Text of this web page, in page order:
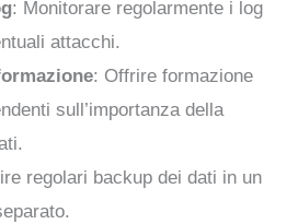
: Monitorare regolarmente i log
attacchi.
: Offrire formazione
sull’importanza della
regolari backup dei dati in un